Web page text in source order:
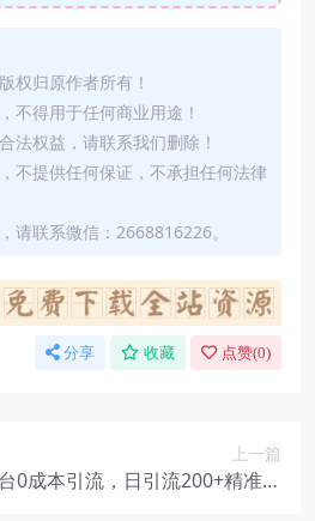
权归原作者所有！
不得用于任何商业用途！
法权益，请联系我们删除！
不提供任何保证，不承担任何法律
请联系微信：2668816226。
分享 收藏 点赞(0)
上一篇
0成本引流，日引流200+精准创